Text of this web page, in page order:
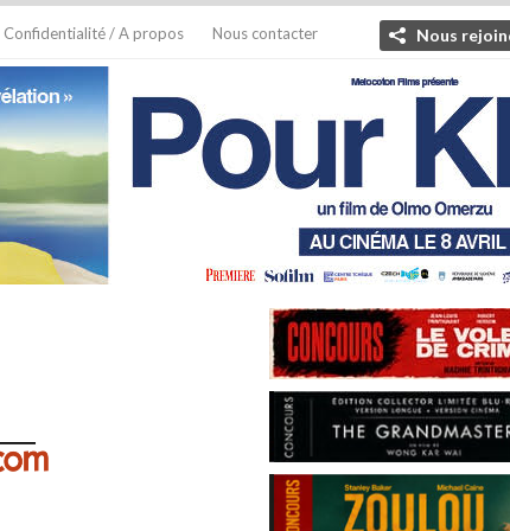
Confidentialité / A propos Nous contacter Nous